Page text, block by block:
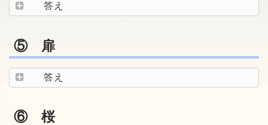
答え
⑤ 扉
答え
⑥ 桜